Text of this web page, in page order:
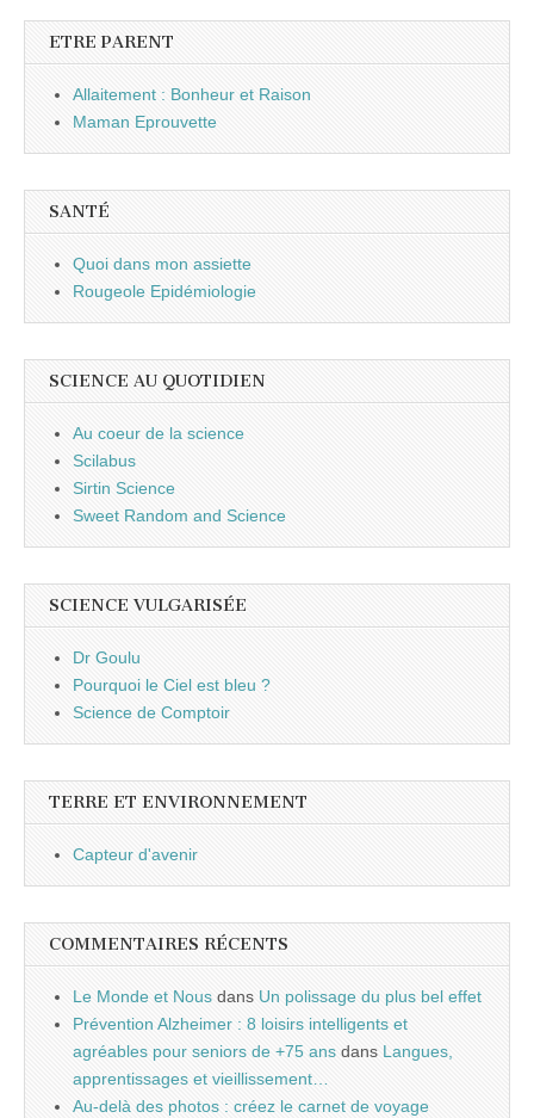
ETRE PARENT
Allaitement : Bonheur et Raison
Maman Eprouvette
SANTÉ
Quoi dans mon assiette
Rougeole Epidémiologie
SCIENCE AU QUOTIDIEN
Au coeur de la science
Scilabus
Sirtin Science
Sweet Random and Science
SCIENCE VULGARISÉE
Dr Goulu
Pourquoi le Ciel est bleu ?
Science de Comptoir
TERRE ET ENVIRONNEMENT
Capteur d'avenir
COMMENTAIRES RÉCENTS
Le Monde et Nous dans Un polissage du plus bel effet
Prévention Alzheimer : 8 loisirs intelligents et
agréables pour seniors de +75 ans dans Langues,
apprentissages et vieillissement…
Au-delà des photos : créez le carnet de voyage